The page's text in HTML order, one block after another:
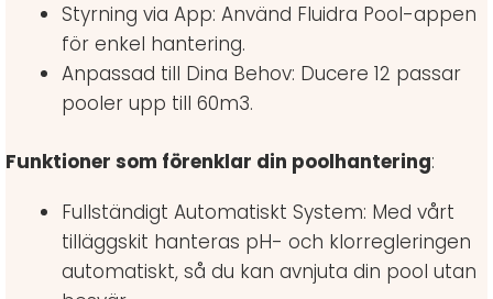
Styrning via App: Använd Fluidra Pool-appen
för enkel hantering.
Anpassad till Dina Behov: Ducere 12 passar
pooler upp till 60m3.
Funktioner som förenklar din poolhantering:
Fullständigt Automatiskt System: Med vårt
tilläggskit hanteras pH- och klorregleringen
automatiskt, så du kan avnjuta din pool utan